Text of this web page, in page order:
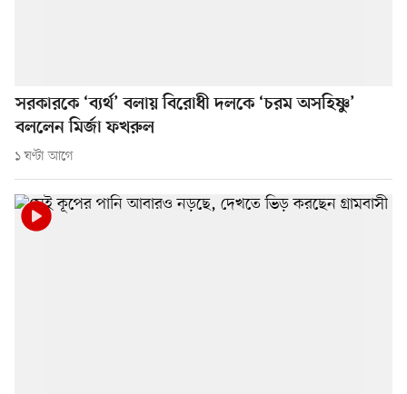
সরকারকে ‘ব্যর্থ’ বলায় বিরোধী দলকে ‘চরম অসহিষ্ণু’
বললেন মির্জা ফখরুল
১ ঘণ্টা আগে